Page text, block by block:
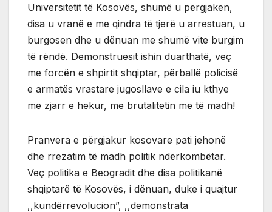
Universitetit të Kosovës, shumë u përgjaken,
disa u vranë e me qindra të tjerë u arrestuan, u
burgosen dhe u dënuan me shumë vite burgim
të rëndë. Demonstruesit ishin duarthatë, veç
me forcën e shpirtit shqiptar, përballë policisë
e armatës vrastare jugosllave e cila iu kthye
me zjarr e hekur, me brutalitetin më të madh!
Pranvera e përgjakur kosovare pati jehonë
dhe rrezatim të madh politik ndërkombëtar.
Veç politika e Beogradit dhe disa politikanë
shqiptarë të Kosovës, i dënuan, duke i quajtur
,,kundërrevolucion”, ,,demonstrata